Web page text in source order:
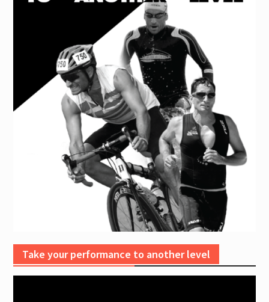
Take your performance to another level